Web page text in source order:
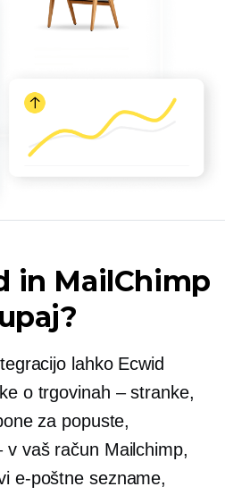
in MailChimp
lahko Ecwid
o trgovinah – stranke,
za popuste,
v vaš račun Mailchimp,
e-poštne sezname,